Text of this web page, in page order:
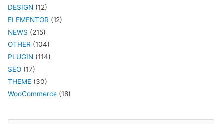
DESIGN (12)
ELEMENTOR (12)
NEWS (215)
OTHER (104)
PLUGIN (114)
SEO (17)
THEME (30)
WooCommerce (18)